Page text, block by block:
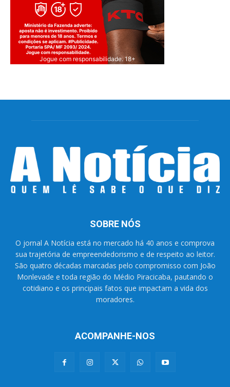
Jogue com responsabilidade. 18+
SOBRE NÓS
O jornal A Notícia está no mercado há 40 anos e comprova
sua trajetória de empreendedorismo e de respeito ao leitor.
São quatro décadas marcadas pelo compromisso com João
Monlevade e toda região do Médio Piracicaba, pautando o
cotidiano e os principais fatos que impactam a vida dos
moradores.
ACOMPANHE-NOS